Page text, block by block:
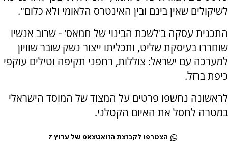
לשיקולים שאין בינם ובין האינטרס הלאומי ולא כלום".
התכנית עסקה ב'לשכת הבינוי של חמאס' - שרוב אנשיו
שוחררו בעיסקת שליט, ותכליתו ייצור נשק שובר שוויון
למערכה עם ישראל: צוללות, רחפני תקיפה וטילים עוקפי
כיפת ברזל.
לראשונה נחשפו פרטים על המצוד של המוסד הישראלי
במטרה לחסל את האיום הקטלני.
הצטרפו לקבוצת הוואטצאפ של ערוץ 7